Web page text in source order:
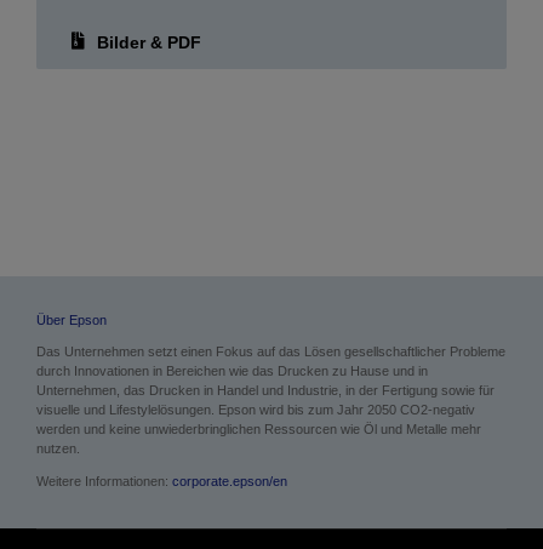
Bilder & PDF
Über Epson
Das Unternehmen setzt einen Fokus auf das Lösen gesellschaftlicher Probleme
durch Innovationen in Bereichen wie das Drucken zu Hause und in
Unternehmen, das Drucken in Handel und Industrie, in der Fertigung sowie für
visuelle und Lifestylelösungen. Epson wird bis zum Jahr 2050 CO2-negativ
werden und keine unwiederbringlichen Ressourcen wie Öl und Metalle mehr
nutzen.
Weitere Informationen: corporate.epson/en